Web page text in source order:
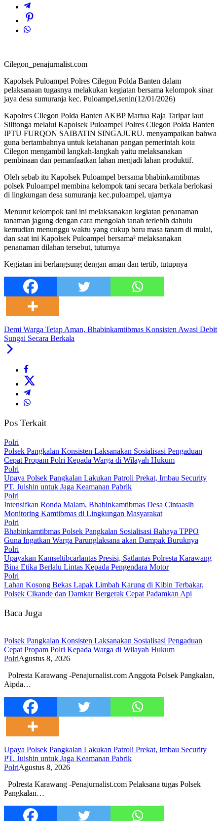
Cilegon_penajurnalist.com
Kapolsek Puloampel Polres Cilegon Polda Banten dalam
pelaksanaan tugasnya melakukan kegiatan bersama kelompok sinar
jaya desa sumuranja kec. Puloampel,senin(12/01/2026)
Kapolres Cilegon Polda Banten AKBP Martua Raja Taripar laut
Silitonga melalui Kapolsek Puloampel Polres Cilegon Polda Banten
IPTU FURQON SAIBATIN SINGAJURU. menyampaikan bahwa
guna bertambahnya untuk ketahanan pangan pemerintah kota
Cilegon mengambil langkah-langkah yaitu melaksanakan
pembinaan dan pemanfaatkan lahan menjadi lahan produktif.
Oleh sebab itu Kapolsek Puloampel bersama bhabinkamtibmas
polsek Puloampel membina kelompok tani secara berkala berlokasi
di lingkungan desa sumuranja kec.puloampel, ujarnya
Menurut kelompok tani ini melaksanakan kegiatan penanaman
tanaman jagung dengan cara mengolah tanah terlebih dahulu
kemudian menunggu waktu yang cukup baru masa tanam di mulai,
dan saat ini Kapolsek Puloampel bersama² melaksanakan
penanaman dilahan tersebut, tuturnya
Kegiatan ini berlangsung dengan aman dan tertib, tutupnya
Demi Warga Tetap Aman, Bhabinkamtibmas Konsisten Awasi Debit
Sungai Secara Berkala
Pos Terkait
Polri
Polsek Pangkalan Konsisten Laksanakan Sosialisasi Pengaduan
Cepat Propam Polri Kepada Warga di Wilayah Hukum
Polri
Upaya Polsek Pangkalan Lakukan Patroli Prekat, Imbau Security
PT. Juishin untuk Jaga Keamanan Pabrik
Polri
Intensifkan Ronda Malam, Bhabinkamtibmas Desa Cintaasih
Monitoring Kamtibmas di Lingkungan Masyarakat
Polri
Bhabinkamtibmas Polsek Pangkalan Sosialisasi Bahaya TPPO
Guna Ingatkan Warga Parunglaksana akan Dampak Buruknya
Polri
Upayakan Kamseltibcarlantas Presisi, Satlantas Polresta Karawang
Bina Etika Berlalu Lintas Kepada Pengendara Motor
Polri
Lahan Kosong Bekas Lapak Limbah Karung di Kibin Terbakar,
Polsek Cikande dan Damkar Bergerak Cepat Padamkan Api
Baca Juga
Polsek Pangkalan Konsisten Laksanakan Sosialisasi Pengaduan
Cepat Propam Polri Kepada Warga di Wilayah Hukum
PolriAgustus 8, 2026
Polresta Karawang -Penajurnalist.com Anggota Polsek Pangkalan,
Aipda…
Upaya Polsek Pangkalan Lakukan Patroli Prekat, Imbau Security
PT. Juishin untuk Jaga Keamanan Pabrik
PolriAgustus 8, 2026
Polresta Karawang -Penajurnalist.com Pelaksana tugas Polsek
Pangkalan…